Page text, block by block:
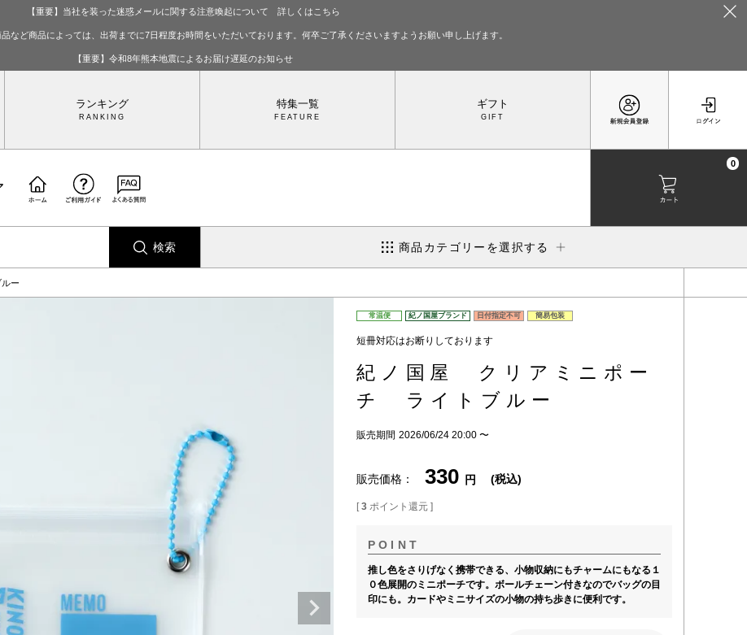
【重要】当社を装った迷惑メールに関する注意喚起について 詳しくはこちら
など商品によっては、出荷までに7日程度お時間をいただいております。何卒ご了承くださいますようお願い申し上げます。
【重要】令和8年熊本地震によるお届け遅延のお知らせ
0
ランキング 特集一覧 ギフト
検索 商品カテゴリーを選択する
ー
常温便 紀ノ国屋ブランド 日付指定不可 簡易包装
短冊対応はお断りしております
紀ノ国屋 クリアミニポー
チ ライトブルー
販売期間 2026/06/24 20:00 〜
販売価格 330 税込
[3 ポイント還元 ]
推し色をさりげなく携帯できる、小物収納にもチャームにもなる１
０色展開のミニポーチです。ボールチェーン付きなのでバッグの目
印にも。カードやミニサイズの小物の持ち歩きに便利です。